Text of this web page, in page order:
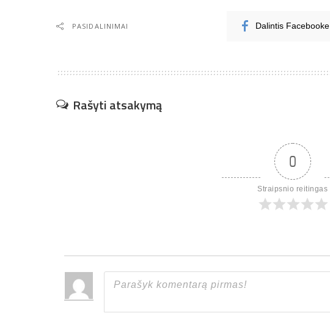
PASIDALINIMAI Dalintis Facebooke
Rašyti atsakymą
0
Straipsnio reitingas